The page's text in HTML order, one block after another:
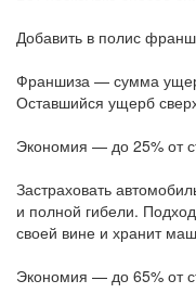
Добавить в полис
Франшиза — сумма
Оставшийся ущерб
Экономия — до 25% от
Застраховать
и полной гибели.
своей вине и хранит
Экономия — до 65% от